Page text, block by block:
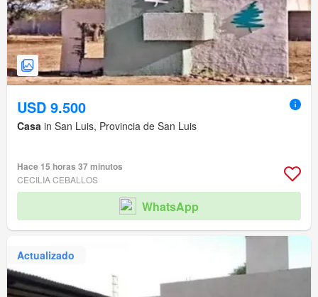
USD 9.500
Casa in San Luis, Provincia de San Luis
Hace 15 horas 37 minutos
CECILIA CEBALLOS
WhatsApp
Actualizado